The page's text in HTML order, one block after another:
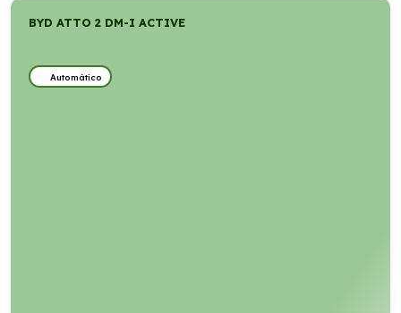
BYD ATTO 2 DM-I ACTIVE
Automático